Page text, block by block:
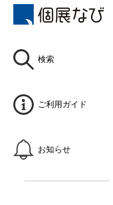
検索
ご利用ガイド
お知らせ